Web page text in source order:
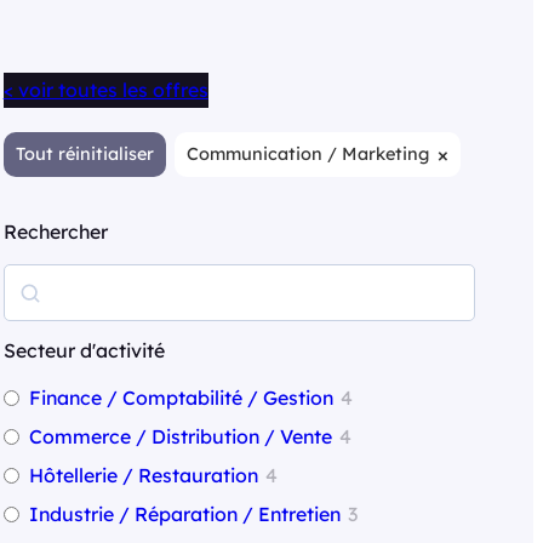
< voir toutes les offres
Tout réinitialiser Communication / Marketing ×
Rechercher
e
c
h
c
h
Secteur d'activité
Finance / Comptabilité / Gestion 4
Commerce / Distribution / Vente 4
Hôtellerie / Restauration 4
Industrie / Réparation / Entretien 3